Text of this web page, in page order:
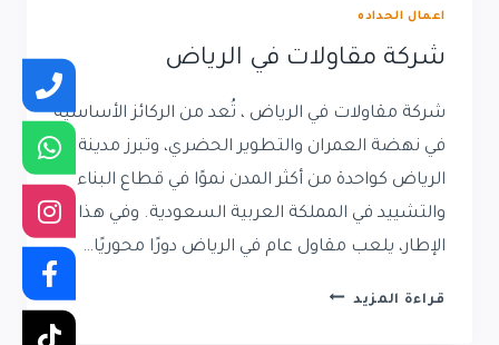
اعمال الحداده
شركة مقاولات في الرياض
شركة مقاولات في الرياض ، تُعد من الركائز الأساسية
في نهضة العمران والتطوير الحضري، وتبرز مدينة
الرياض كواحدة من أكثر المدن نموًا في قطاع البناء
والتشييد في المملكة العربية السعودية. وفي هذا
الإطار، يلعب مقاول عام في الرياض دورًا محوريًا…
قراءة المزيد شركة